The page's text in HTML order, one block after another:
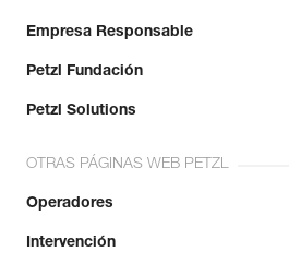
Empresa Responsable
Petzl Fundación
Petzl Solutions
OTRAS PÁGINAS WEB PETZL
Operadores
Intervención